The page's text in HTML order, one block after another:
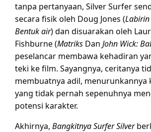
tanpa pertanyaan, Silver Surfer
secara fisik oleh Doug Jones (Labirin
Bentuk air) dan disuarakan oleh
Fishburne (Matriks Dan John Wick:
peselancar membawa kehadiran
teki ke film. Sayangnya, ceritanya
membuatnya adil, menurunkannya
yang tidak pernah sepenuhnya
potensi karakter.
Akhirnya, Bangkitnya Surfer Silver